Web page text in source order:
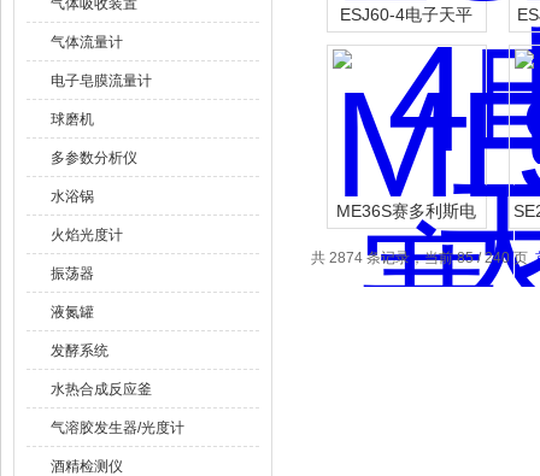
气体吸收装置
气体流量计
电子皂膜流量计
球磨机
多参数分析仪
水浴锅
火焰光度计
振荡器
液氮罐
发酵系统
水热合成反应釜
气溶胶发生器/光度计
酒精检测仪
ESJ60-4电子天平
ME36S赛多利斯电
子天平
共 2874 条记录，当前 85 / 240 页